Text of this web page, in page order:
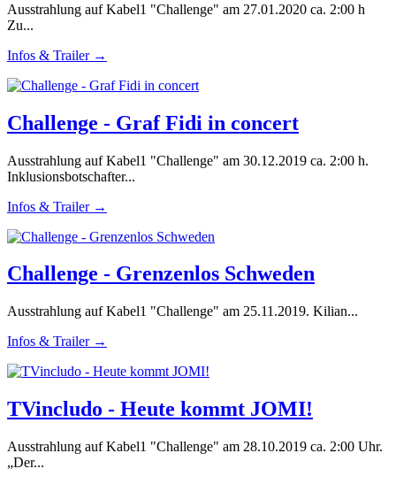
Ausstrahlung auf Kabel1 "Challenge" am 27.01.2020 ca. 2:00 h
Zu...
Infos & Trailer →
Challenge - Graf Fidi in concert
Ausstrahlung auf Kabel1 "Challenge" am 30.12.2019 ca. 2:00 h.
Inklusionsbotschafter...
Infos & Trailer →
Challenge - Grenzenlos Schweden
Ausstrahlung auf Kabel1 "Challenge" am 25.11.2019. Kilian...
Infos & Trailer →
TVincludo - Heute kommt JOMI!
Ausstrahlung auf Kabel1 "Challenge" am 28.10.2019 ca. 2:00 Uhr.
„Der...